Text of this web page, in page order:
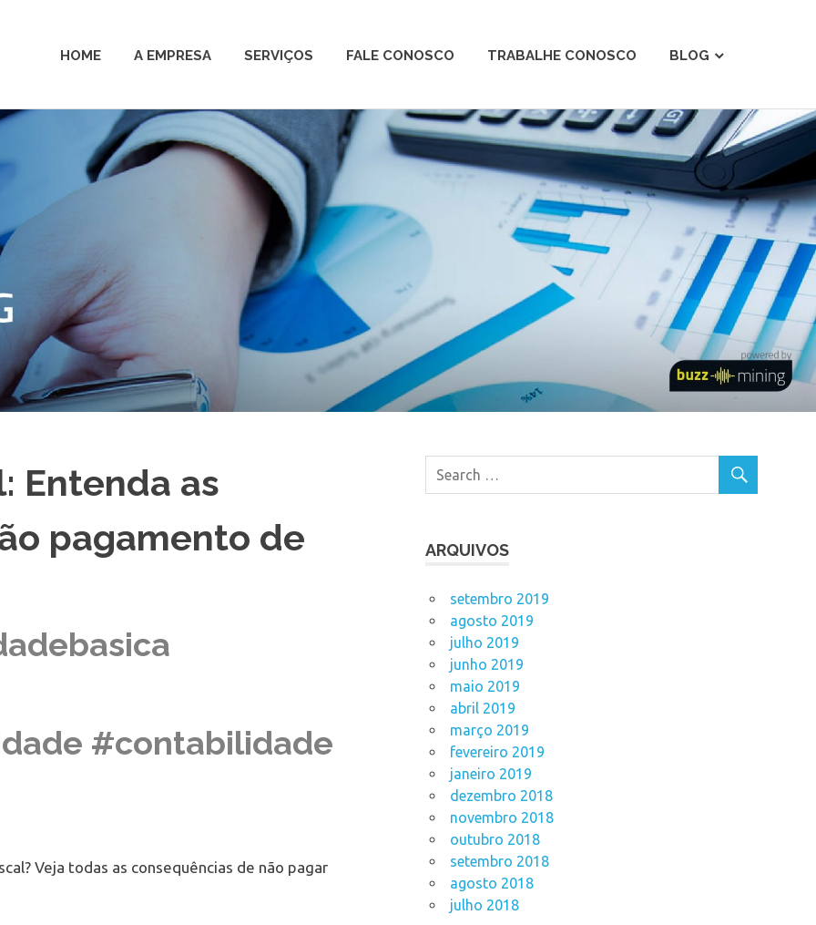
HOME A EMPRESA SERVIÇOS FALE CONOSCO TRABALHE CONOSCO BLOG
Entenda as
pagamento de
#contabilidade
Veja todas as consequências de não pagar
ARQUIVOS
setembro 2019
agosto 2019
julho 2019
junho 2019
maio 2019
abril 2019
março 2019
fevereiro 2019
janeiro 2019
dezembro 2018
novembro 2018
outubro 2018
setembro 2018
agosto 2018
julho 2018